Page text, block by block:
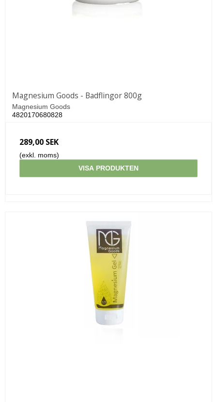
Magnesium Goods - Badflingor 800g
Magnesium Goods
4820170680828
289,00 SEK
(exkl. moms)
VISA PRODUKTEN